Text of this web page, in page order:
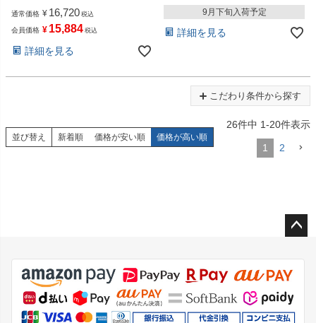
通常価格 ¥ 16,720 税込
会員価格 ¥ 15,884 税込
詳細を見る
9月下旬入荷予定
詳細を見る
こだわり条件から探す
並び替え 新着順 価格が安い順 価格が高い順
26件中 1-20件表示
1 2
ジト
ップ
へ